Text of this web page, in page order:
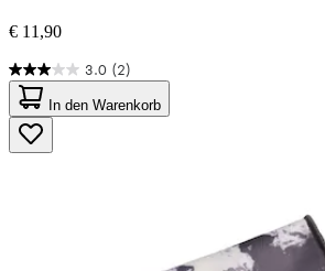
€ 11,90
3.0 (2)
3.0
von
5
Sternen.
2
In den Warenkorb